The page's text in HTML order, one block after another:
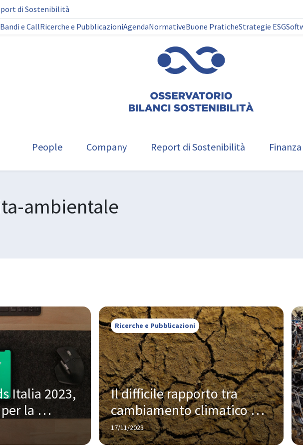
di Sostenibilità
Bandi e CallRicerche e PubblicazioniAgendaNormativeBuone PraticheStrategie ESG
People Company Report di Sostenibilità
ambientale
Italia 2023,
la
Ricerche e Pubblicazioni
Il difficile rapporto tra
cambiamento climatico e
agricoltura
17/11/2023